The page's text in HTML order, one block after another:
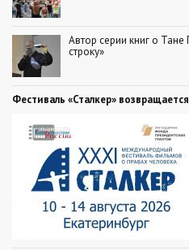
Автор серии книг о Тане
строку»
Фестиваль «Сталкер»